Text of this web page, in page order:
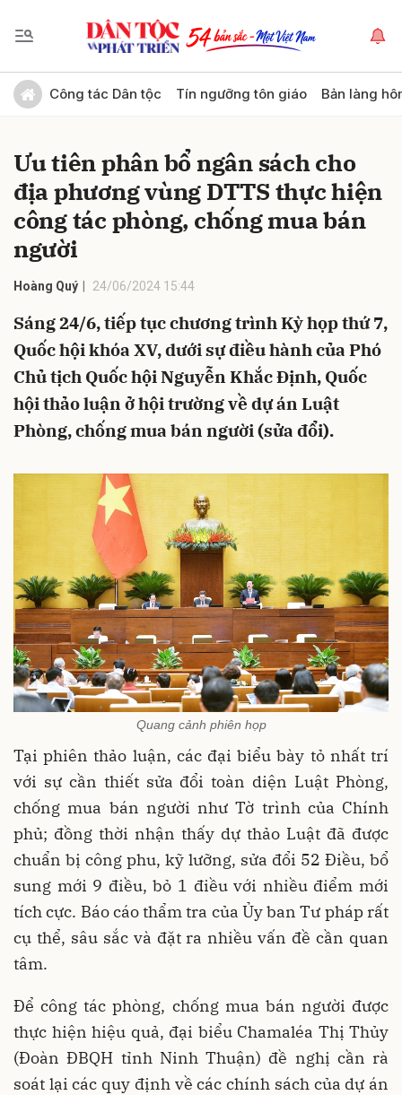
Công tác Dân tộc Tín ngưỡng tôn giáo Bản làng
Ưu tiên phân bổ ngân sách cho
địa phương vùng DTTS thực hiện
công tác phòng, chống mua bán
người
Hoàng Quý 24/06/2024 15:44
Sáng 24/6, tiếp tục chương trình Kỳ họp thứ 7,
Quốc hội khóa XV, dưới sự điều hành của Phó
Chủ tịch Quốc hội Nguyễn Khắc Định, Quốc
hội thảo luận ở hội trường về dự án Luật
Phòng, chống mua bán người (sửa đổi).
Quang cảnh phiên họp
Tại phiên thảo luận, các đại biểu bày tỏ nhất trí
với sự cần thiết sửa đổi toàn diện Luật Phòng,
chống mua bán người như Tờ trình của Chính
phủ; đồng thời nhận thấy dự thảo Luật đã được
chuẩn bị công phu, kỹ lưỡng, sửa đổi 52 Điều, bổ
sung mới 9 điều, bỏ 1 điều với nhiều điểm mới
tích cực. Báo cáo thẩm tra của Ủy ban Tư pháp rất
cụ thể, sâu sắc và đặt ra nhiều vấn đề cần quan
tâm.
Để công tác phòng, chống mua bán người được
thực hiện hiệu quả, đại biểu Chamaléa Thị Thủy
(Đoàn ĐBQH tỉnh Ninh Thuận) đề nghị cần rà
soát lại các quy định về các chính sách của dự án
Gửi bình luận